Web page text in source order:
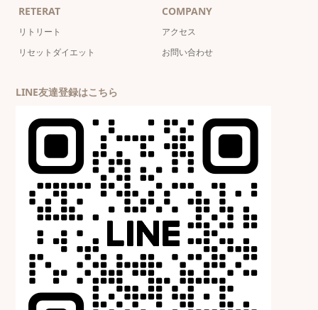
RETERAT
リトリート
リセットダイエット
COMPANY
アクセス
お問い合わせ
LINE友達登録はこちら